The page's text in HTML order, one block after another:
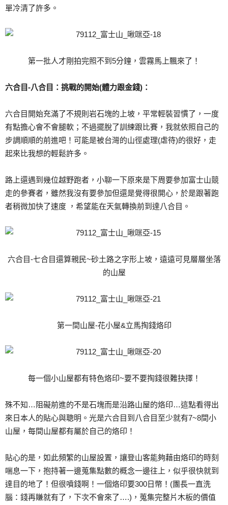
單冷清了許多。
第一批人才剛拍完照不到5分鐘，雲霧馬上飄來了！
六合目-八合目：挑戰的開始(體力跟金錢)：
六合目開始充滿了不規則岩石塊的上坡，平常輕裝習慣了，一度
有點擔心會不會腿軟；不過擺脫了訓練跟比賽，我就依照自己的
步調順順的前進吧！可能是被台灣的山徑處理(虐待)的很好，走
起來比我想的輕鬆許多。
路上還遇到幾位越野跑者，小聊一下原來是下周要參加富士山競
走的參賽者，雖然我沒有要參加但還是覺得很開心，於是跟著跑
者稍微加快了速度 ，希望能在天氣轉換前到達八合目。
六合目-七合目還算親民~砂土路之字形上坡，遠遠可見層層坐落
的山屋
第一間山屋-花小屋&立馬掏錢烙印
每一個小山屋都有特色烙印~要不要掏錢很難抉擇！
殊不知…阻礙前進的不是石塊而是沿路山屋的烙印…這點看得出
來日本人的貼心與聰明。光是六合目到八合目至少就有7~8間小
山屋，每間山屋都有屬於自己的烙印！
貼心的是，如此頻繁的山屋設置，讓登山客能夠藉由烙印的時刻
喘息一下，抱持著一邊蒐集點數的概念一邊往上，似乎很快就到
達目的地了！但很噴錢啊！一個烙印要300日幣！(團長一直洗
腦：錢再賺就有了，下次不會來了….)，蒐集完整片木板的價值